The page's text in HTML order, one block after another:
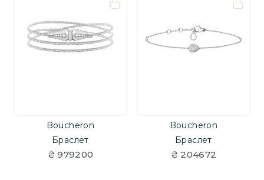
Boucheron
Браслет
₴ 979200
Boucheron
Браслет
₴ 204672